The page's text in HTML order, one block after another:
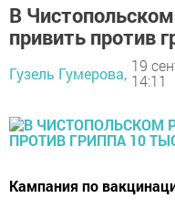
В
привить против
Гузель Гумерова, 19
14:11
Кампания по